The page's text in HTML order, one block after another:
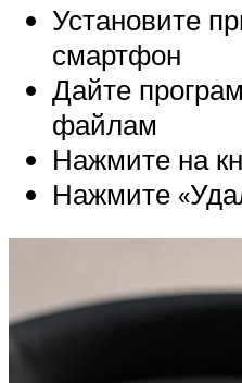
Установите
смартфон
Дайте
файлам
Нажмите на
Нажмите